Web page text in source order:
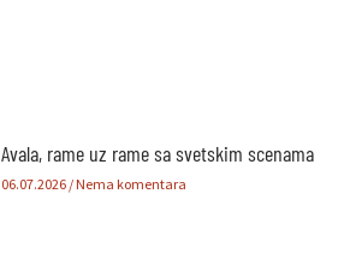
Avala, rame uz rame sa svetskim scenama
06.07.2026 Nema komentara